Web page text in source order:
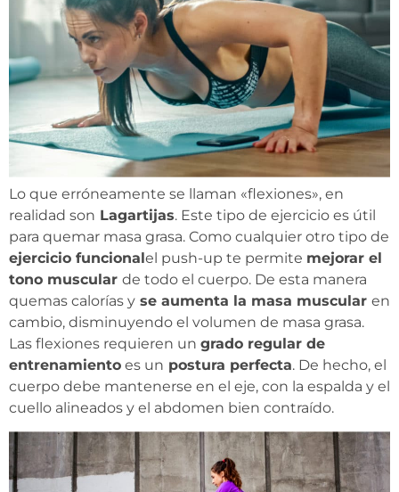
Lo que erróneamente se llaman «flexiones», en
realidad son Lagartijas. Este tipo de ejercicio es útil
para quemar masa grasa. Como cualquier otro tipo de
ejercicio funcionalel push-up te permite mejorar el
tono muscular de todo el cuerpo. De esta manera
quemas calorías y se aumenta la masa muscular en
cambio, disminuyendo el volumen de masa grasa.
Las flexiones requieren un grado regular de
entrenamiento es un postura perfecta. De hecho, el
cuerpo debe mantenerse en el eje, con la espalda y el
cuello alineados y el abdomen bien contraído.